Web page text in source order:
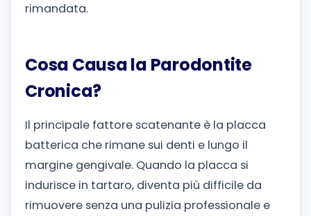
rimandata.
Cosa Causa la Parodontite
Cronica?
Il principale fattore scatenante è la placca
batterica che rimane sui denti e lungo il
margine gengivale. Quando la placca si
indurisce in tartaro, diventa più difficile da
rimuovere senza una pulizia professionale e